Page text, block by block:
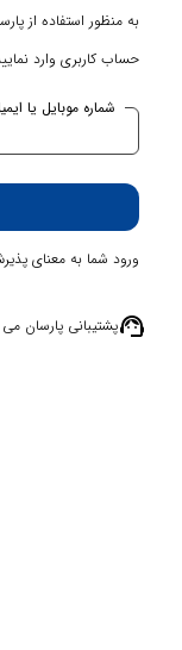
به منظور استفاده از
حساب کاربری وارد
شماره موبایل یا
ورود شما به معنای
support_agentپشتیبانی پارسان می